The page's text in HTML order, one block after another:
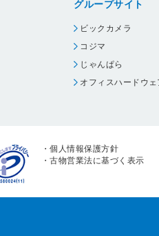
グループサイト
ビックカメラ
コジマ
じゃんぱら
オフィスハードウ
・個人情報保護方針
・古物営業法に基づく表示